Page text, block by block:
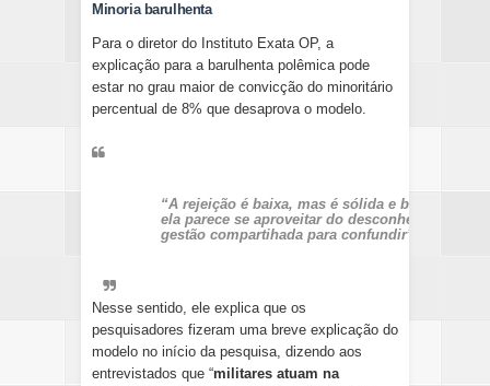
Minoria barulhenta
Para o diretor do Instituto Exata OP, a
explicação para a barulhenta polêmica pode
estar no grau maior de convicção do minoritário
percentual de 8% que desaprova o modelo.
“A rejeição é baixa, mas é sólida e
ela parece se aproveitar do desconhecimento
gestão compartihada para confundir”,
Nesse sentido, ele explica que os
pesquisadores fizeram uma breve explicação do
modelo no início da pesquisa, dizendo aos
entrevistados que “militares atuam na